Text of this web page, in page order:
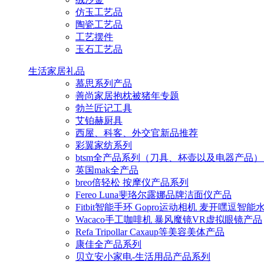
仿玉工艺品
陶瓷工艺品
工艺摆件
玉石工艺品
生活家居礼品
慕思系列产品
善尚家居抱枕被猪年专题
勃兰匠记工具
艾铂赫厨具
西屋、科客、外交官新品推荐
彩翼家纺系列
btsm全产品系列（刀具、杯壶以及电器产品）
英国mak全产品
breo倍轻松 按摩仪产品系列
Fereo Luna斐珞尔露娜品牌洁面仪产品
Fitbit智能手环 Gopro运动相机 麦开嘿逗智能
Wacaco手工咖啡机 暴风魔镜VR虚拟眼镜产品
Refa Tripollar Caxaup等美容美体产品
康佳全产品系列
贝立安小家电-生活用品产品系列